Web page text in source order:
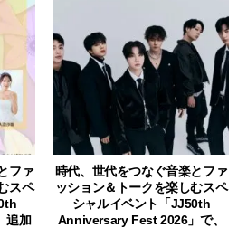
ファ
スペ
追加
時代、世代をつなぐ音楽とファ
ッション＆トークを楽しむスペ
シャルイベント「JJ50th
Anniversary Fest 2026」で、